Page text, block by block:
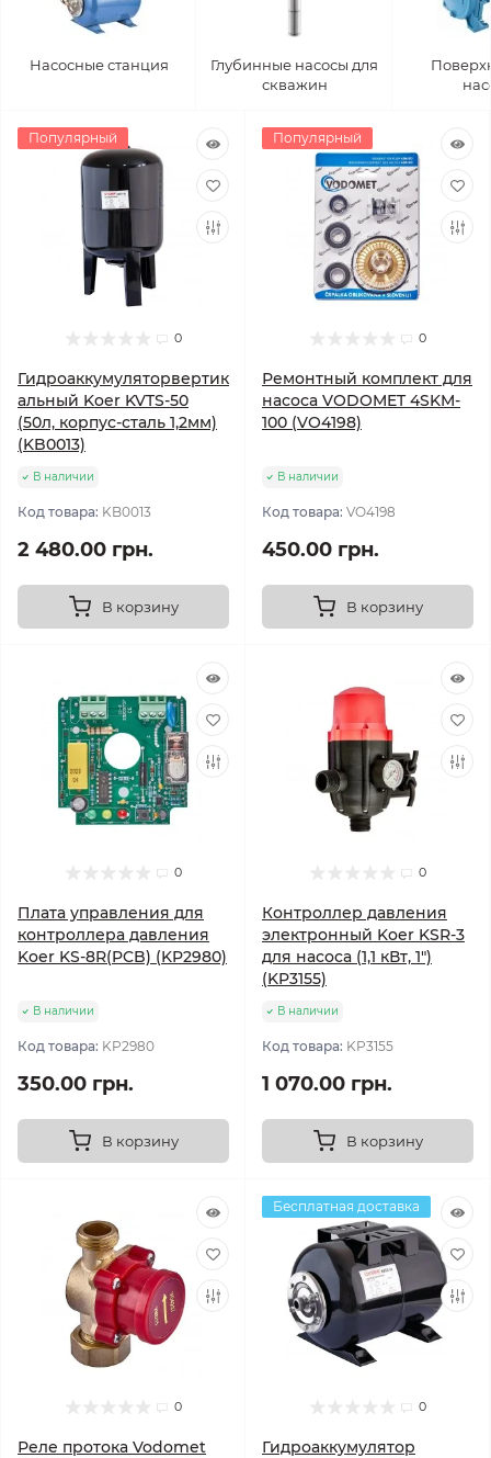
Насосные станция
Глубинные насосы для
скважин
Популярный
0
Гидроаккумуляторвертик
альный Koer KVTS-50
(50л, корпус-сталь 1,2мм)
(KB0013)
В наличии
Код товара: KB0013
2 480.00 грн.
В корзину
Популярный
0
Ремонтный комплект для
насоса VODOMET 4SKM-
100 (VO4198)
В наличии
Код товара: VO4198
450.00 грн.
В корзину
0
Плата управления для
контроллера давления
Koer KS-8R(PCB) (KP2980)
В наличии
Код товара: KP2980
350.00 грн.
В корзину
0
Контроллер давления
электронный Koer KSR-3
для насоса (1,1 кВт, 1")
(KP3155)
В наличии
Код товара: KP3155
1 070.00 грн.
В корзину
0
Реле протока Vodomet
Бесплатная доставка
0
Гидроаккумулятор